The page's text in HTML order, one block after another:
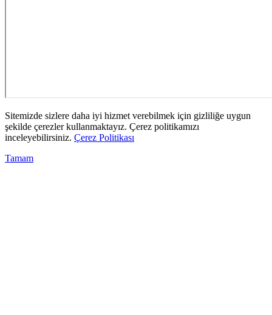
Sitemizde sizlere daha iyi hizmet verebilmek için gizliliğe uygun
şekilde çerezler kullanmaktayız. Çerez politikamızı
inceleyebilirsiniz. Çerez Politikası
Tamam